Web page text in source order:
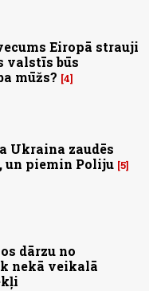
Eiropā strauji
valstīs būs
mūžs? 4
Ukraina zaudēs
un piemin Poliju 5
dārzu no
nekā veikalā